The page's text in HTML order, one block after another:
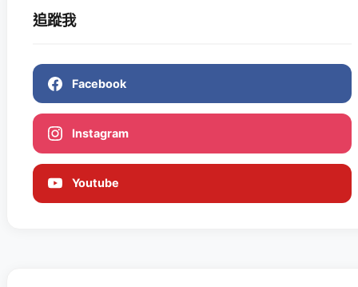
追蹤我
Facebook
Instagram
Youtube